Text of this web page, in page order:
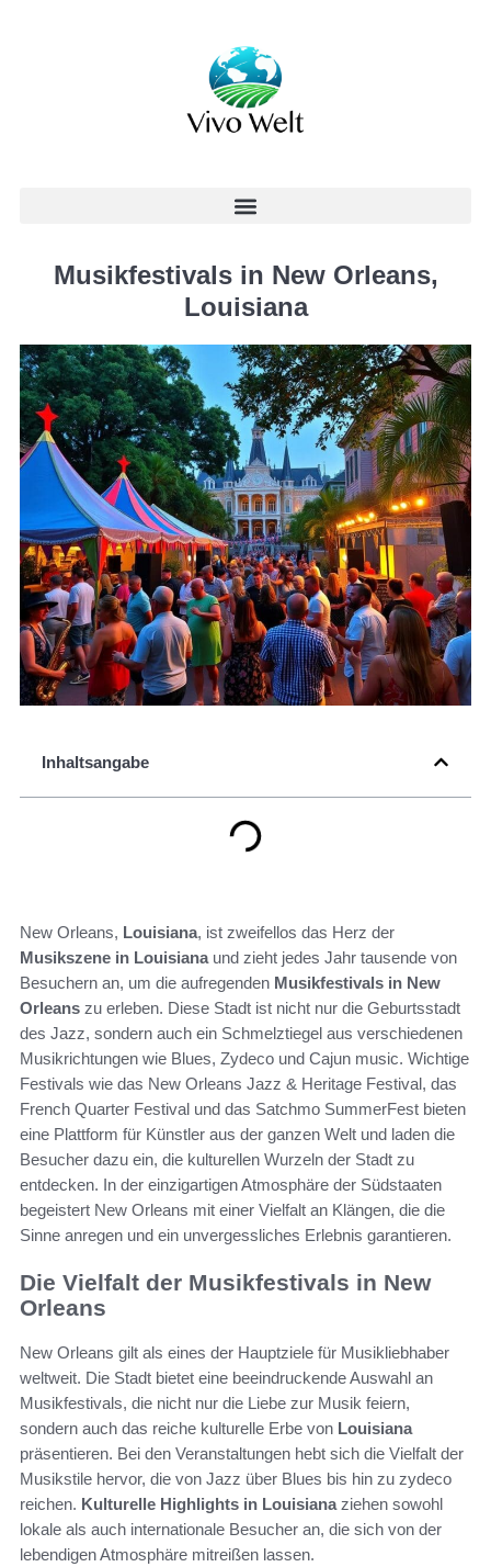
Musikfestivals in New Orleans,
Louisiana
Inhaltsangabe
New Orleans, Louisiana, ist zweifellos das Herz der
Musikszene in Louisianaund zieht jedes Jahr tausende von
Besuchern an, um die aufregenden Musikfestivals in New
Orleans zu erleben. Diese Stadt ist nicht nur die Geburtsstadt
des Jazz, sondern auch ein Schmelztiegel aus verschiedenen
Musikrichtungen wie Blues, Zydeco und Cajun music. Wichtige
Festivals wie das New Orleans Jazz & Heritage Festival, das
French Quarter Festival und das Satchmo SummerFest bieten
eine Plattform für Künstler aus der ganzen Welt und laden die
Besucher dazu ein, die kulturellen Wurzeln der Stadt zu
entdecken. In der einzigartigen Atmosphäre der Südstaaten
begeistert New Orleans mit einer Vielfalt an Klängen, die die
Sinne anregen und ein unvergessliches Erlebnis garantieren.
Die Vielfalt der Musikfestivals in New
Orleans
New Orleans gilt als eines der Hauptziele für Musikliebhaber
weltweit. Die Stadt bietet eine beeindruckende Auswahl an
Musikfestivals, die nicht nur die Liebe zur Musik feiern,
sondern auch das reiche kulturelle Erbe von Louisiana
präsentieren. Bei den Veranstaltungen hebt sich die Vielfalt der
Musikstile hervor, die von Jazz über Blues bis hin zu zydeco
reichen. Kulturelle Highlights in Louisianaziehen sowohl
lokale als auch internationale Besucher an, die sich von der
lebendigen Atmosphäre mitreißen lassen.